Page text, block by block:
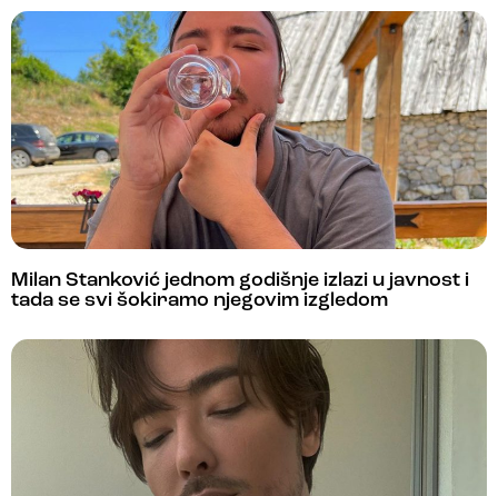
Milan Stanković jednom godišnje izlazi u javnost i
tada se svi šokiramo njegovim izgledom